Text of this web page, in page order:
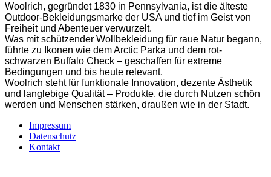
Woolrich, gegründet 1830 in Pennsylvania, ist die älteste
Outdoor-Bekleidungsmarke der USA und tief im Geist von
Freiheit und Abenteuer verwurzelt.
Was mit schützender Wollbekleidung für raue Natur begann,
führte zu Ikonen wie dem Arctic Parka und dem rot-
schwarzen Buffalo Check – geschaffen für extreme
Bedingungen und bis heute relevant.
Woolrich steht für funktionale Innovation, dezente Ästhetik
und langlebige Qualität – Produkte, die durch Nutzen schön
werden und Menschen stärken, draußen wie in der Stadt.
Impressum
Datenschutz
Kontakt